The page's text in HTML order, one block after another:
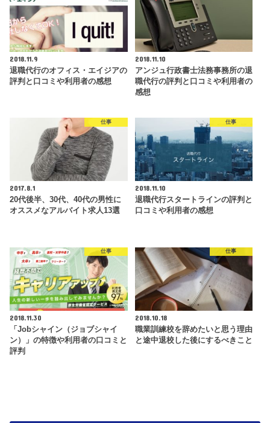
2018.11.9
退職代行のオフィス・エイジアの
評判と口コミや利用者の感想
2018.11.10
アンジュ行政書士法務事務所の退
職代行の評判と口コミや利用者の
感想
仕事
2017.8.1
20代後半、30代、40代の男性に
オススメなアルバイト求人13選
仕事
2018.11.10
退職代行スタートラインの評判と
口コミや利用者の感想
仕事
2018.11.30
「Jobシャイン（ジョブシャイ
ン）」の特徴や利用者の口コミと
評判
仕事
2018.10.18
職業訓練校を辞めたいと思う理由
と途中退校した後にするべきこと